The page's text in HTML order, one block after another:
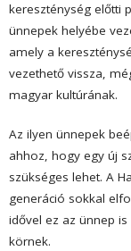
kereszténység előtti
ünnepek helyébe
amely a
vezethető vissza,
magyar kultúrának.
Az ilyen ünnepek
ahhoz, hogy egy új
szükséges lehet. A
generáció sokkal
idővel ez az ünnep
körnek.